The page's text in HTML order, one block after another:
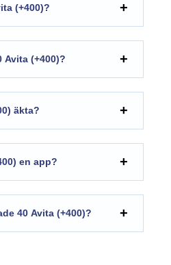
(+400)?
Avita (+400)?
äkta?
en app?
40 Avita (+400)?